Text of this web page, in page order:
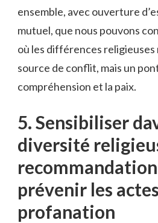
ensemble, avec ouverture
mutuel, ⁤que nous pouvons
où les⁤ différences ‍religieuses
source de conflit, ‍mais un
compréhension​ et la ‍paix.
5. Sensibiliser
diversité
prévenir‍ les
profanation